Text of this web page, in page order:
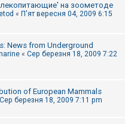
на зоометоде
« П'ят вересня 04, 2009 6:15
News from Underground
« Сер березня 18, 2009 7:22
of European Mammals
Сер березня 18, 2009 7:11 pm